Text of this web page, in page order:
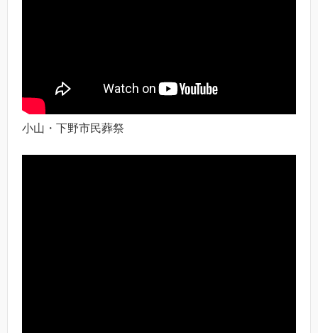
小山・下野市民葬祭